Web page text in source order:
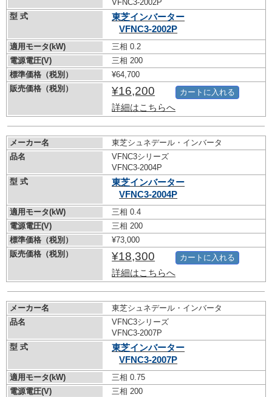
VFNC3-2002P
型 式
東芝インバーター
VFNC3-2002P
適用モータ(kW)
三相 0.2
電源電圧(V)
三相 200
標準価格（税別）
¥64,700
販売価格（税別）
¥16,200
詳細はこちらへ
カートに入れる
メーカー名
東芝シュネデール・インバータ
品名
VFNC3シリーズ
VFNC3-2004P
型 式
東芝インバーター
VFNC3-2004P
適用モータ(kW)
三相 0.4
電源電圧(V)
三相 200
標準価格（税別）
¥73,000
販売価格（税別）
¥18,300
詳細はこちらへ
カートに入れる
メーカー名
東芝シュネデール・インバータ
品名
VFNC3シリーズ
VFNC3-2007P
型 式
東芝インバーター
VFNC3-2007P
適用モータ(kW)
三相 0.75
電源電圧(V)
三相 200